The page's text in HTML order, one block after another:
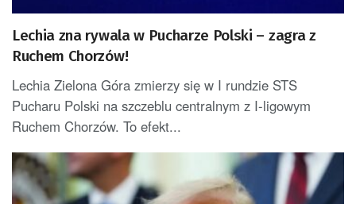
Lechia zna rywala w Pucharze Polski – zagra z
Ruchem Chorzów!
Lechia Zielona Góra zmierzy się w I rundzie STS
Pucharu Polski na szczeblu centralnym z I-ligowym
Ruchem Chorzów. To efekt...